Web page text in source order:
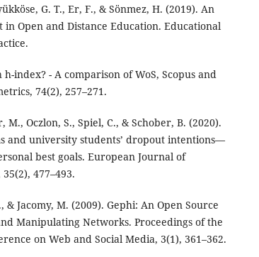
G. T., Er, F., & Sönmez, H. (2019). An
Open and Distance Education. Educational
index? - A comparison of WoS, Scopus and
74(2), 257–271.
Oczlon, S., Spiel, C., & Schober, B. (2020).
and university students’ dropout intentions—
best goals. European Journal of
477–493.
& Jacomy, M. (2009). Gephi: An Open Source
Manipulating Networks. Proceedings of the
on Web and Social Media, 3(1), 361–362.